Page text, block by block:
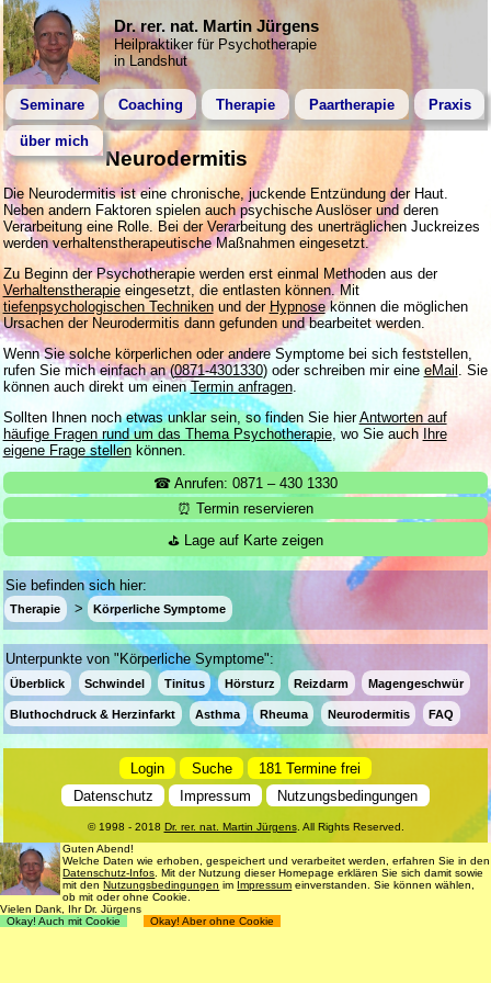
Dr. rer. nat. Martin Jürgens
Heilpraktiker für Psychotherapie
in Landshut
Seminare Coaching Therapie Paartherapie Praxis
über mich
Neurodermitis
Die Neurodermitis ist eine chronische, juckende Entzündung der Haut.
Neben andern Faktoren spielen auch psychische Auslöser und deren
Verarbeitung eine Rolle. Bei der Verarbeitung des unerträglichen Juckreizes
werden verhaltenstherapeutische Maßnahmen eingesetzt.
Zu Beginn der Psychotherapie werden erst einmal Methoden aus der
Verhaltenstherapieeingesetzt, die entlasten können. Mit
tiefenpsychologischen Technikenund der Hypnosekönnen die möglichen
Ursachen der Neurodermitis dann gefunden und bearbeitet werden.
Wenn Sie solche körperlichen oder andere Symptome bei sich feststellen,
rufen Sie mich einfach an (0871-4301330) oder schreiben mir eine eMail
. Sie
können auch direkt um einenTermin anfragen.
Sollten Ihnen noch etwas unklar sein, so finden Sie hierAntworten auf
häufige Fragen rund um das Thema Psychotherapie, wo Sie auch Ihre
eigene Frage stellenkönnen.
☎ Anrufen: 0871 – 430 1330
⏰ Termin reservieren
⛳ Lage auf Karte zeigen
Sie befinden sich hier:
Therapie Körperliche Symptome
Unterpunkte von "Körperliche Symptome":
Überblick Schwindel Tinitus Hörsturz Reizdarm Magengeschwür
Bluthochdruck & Herzinfarkt Asthma Rheuma Neurodermitis FAQ
Login Suche
181 Termine frei
Datenschutz
Impressum Nutzungsbedingungen
© 1998 - 2018 Dr. rer. nat. Martin Jürgens. All Rights Reserved.
Guten Abend!
Welche Daten wie erhoben, gespeichert und verarbeitet werden, erfahren Sie in den
Datenschutz-Infos . Mit der Nutzung dieser Homepage erklären Sie sich damit sowie
mit denNutzungsbedingungen im Impressum einverstanden. Sie können wählen,
ob mit oder ohne Cookie.
Vielen Dank, Ihr Dr. Jürgens
Okay! Auch mit Cookie
Okay! Aber ohne Cookie